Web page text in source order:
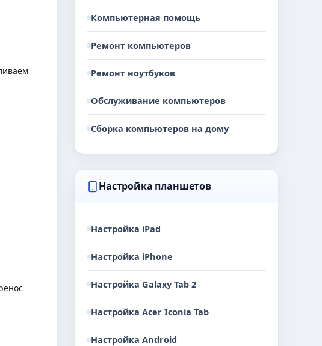
Компьютерная помощь
Ремонт компьютеров
Ремонт ноутбуков
Обслуживание компьютеров
Сборка компьютеров на дому
Настройка планшетов
Настройка iPad
Настройка iPhone
Настройка Galaxy Tab 2
Настройка Acer Iconia Tab
Настройка Android